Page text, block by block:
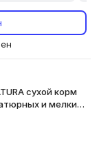
сухой корм
и мелких
- 7 кг